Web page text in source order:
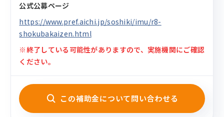
公式公募ページ
https://www.pref.aichi.jp/soshiki/imu/r8-
shokubakaizen.html
※終了している可能性がありますので、実施機関にご確認
ください。
この補助金について問い合わせる